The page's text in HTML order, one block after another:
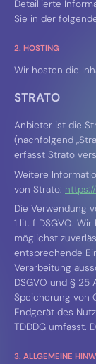
Detaillierte
Sie in der
2. HOSTING
Wir hosten die
STRATO
Anbieter ist die
(nachfolgend
erfasst Strato
Weitere
von Strato:
Die Verwendung
1 lit. f DSGVO.
möglichst
entsprechende
Verarbeitung
DSGVO und § 25
Speicherung von
Endgerät des
TDDDG umfasst.
3. ALLGEMEINE